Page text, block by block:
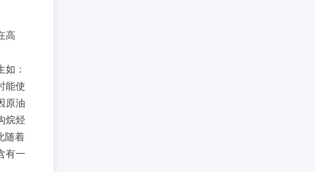
高
：
能使
原油
烷烃
随着
有一